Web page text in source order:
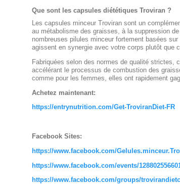
Que sont les capsules diététiques Troviran ?
Les capsules minceur Troviran sont un
au métabolisme des graisses, à la suppression
nombreuses pilules minceur fortement basées
agissent en synergie avec votre corps plutôt que
Fabriquées selon des normes de qualité strictes,
accélérant le processus de combustion des
comme pour les femmes, elles ont rapidement
Achetez maintenant:
https://entrynutrition.com/Get-TroviranDiet-FR
Facebook Sites:
https://www.facebook.com/
https://www.facebook.com/events/
https://www.facebook.com/groups/